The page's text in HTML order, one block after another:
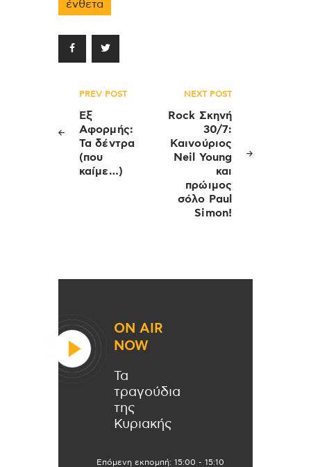
ένθετα
Πλοήγηση
άρθρων
PREV POST
Εξ
Αφορμής:
Τα δέντρα
(που
καίμε…)
NEXT POST
Rock Σκηνή
30/7:
Καινούριος
Neil Young
και
πρώιμος
σόλο Paul
Simon!
ON AIR
NOW
Τα
τραγούδια
της
Κυριακής
Επόμενη εκπομπή: 15:00 - 15:10